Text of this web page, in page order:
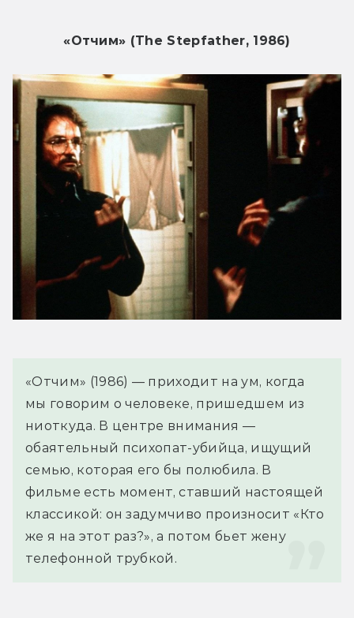
«Отчим» (The Stepfather, 1986)
«Отчим» (1986) — приходит на ум, когда
мы говорим о человеке, пришедшем из
ниоткуда. В центре внимания —
обаятельный психопат-убийца, ищущий
семью, которая его бы полюбила. В
фильме есть момент, ставший настоящей
классикой: он задумчиво произносит «Кто
же я на этот раз?», а потом бьет жену
телефонной трубкой.